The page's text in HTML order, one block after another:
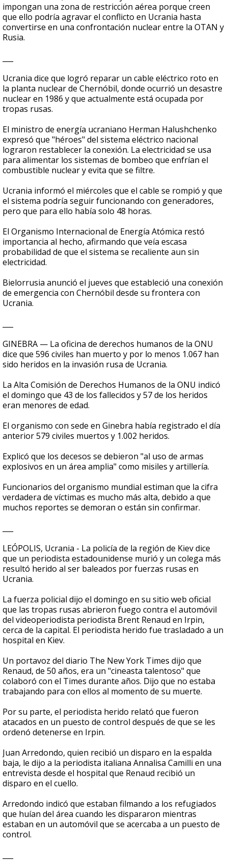
impongan una zona de restricción aérea porque creen
que ello podría agravar el conflicto en Ucrania hasta
convertirse en una confrontación nuclear entre la OTAN y
Rusia.
Ucrania dice que logró reparar un cable eléctrico roto en
la planta nuclear de Chernóbil, donde ocurrió un desastre
nuclear en 1986 y que actualmente está ocupada por
tropas rusas.
El ministro de energía ucraniano Herman Halushchenko
expresó que "héroes" del sistema eléctrico nacional
lograron restablecer la conexión. La electricidad se usa
para alimentar los sistemas de bombeo que enfrían el
combustible nuclear y evita que se filtre.
Ucrania informó el miércoles que el cable se rompió y que
el sistema podría seguir funcionando con generadores,
pero que para ello había solo 48 horas.
El Organismo Internacional de Energía Atómica restó
importancia al hecho, afirmando que veía escasa
probabilidad de que el sistema se recaliente aun sin
electricidad.
Bielorrusia anunció el jueves que estableció una conexión
de emergencia con Chernóbil desde su frontera con
Ucrania.
GINEBRA — La oficina de derechos humanos de la ONU
dice que 596 civiles han muerto y por lo menos 1.067 han
sido heridos en la invasión rusa de Ucrania.
La Alta Comisión de Derechos Humanos de la ONU indicó
el domingo que 43 de los fallecidos y 57 de los heridos
eran menores de edad.
El organismo con sede en Ginebra había registrado el día
anterior 579 civiles muertos y 1.002 heridos.
Explicó que los decesos se debieron "al uso de armas
explosivos en un área amplia" como misiles y artillería.
Funcionarios del organismo mundial estiman que la cifra
verdadera de víctimas es mucho más alta, debido a que
muchos reportes se demoran o están sin confirmar.
LEÓPOLIS, Ucrania - La policía de la región de Kiev dice
que un periodista estadounidense murió y un colega más
resultó herido al ser baleados por fuerzas rusas en
Ucrania.
La fuerza policial dijo el domingo en su sitio web oficial
que las tropas rusas abrieron fuego contra el automóvil
del videoperiodista periodista Brent Renaud en Irpin,
cerca de la capital. El periodista herido fue trasladado a un
hospital en Kiev.
Un portavoz del diario The New York Times dijo que
Renaud, de 50 años, era un "cineasta talentoso" que
colaboró con el Times durante años. Dijo que no estaba
trabajando para con ellos al momento de su muerte.
Por su parte, el periodista herido relató que fueron
atacados en un puesto de control después de que se les
ordenó detenerse en Irpin.
Juan Arredondo, quien recibió un disparo en la espalda
baja, le dijo a la periodista italiana Annalisa Camilli en una
entrevista desde el hospital que Renaud recibió un
disparo en el cuello.
Arredondo indicó que estaban filmando a los refugiados
que huían del área cuando les dispararon mientras
estaban en un automóvil que se acercaba a un puesto de
control.